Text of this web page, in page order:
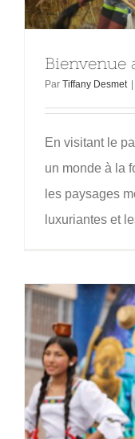
Bienvenue
Par Tiffany Desmet |
En visitant le
un monde à la
les paysages
luxuriantes et